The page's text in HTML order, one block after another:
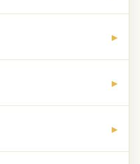
▸
▸
▸